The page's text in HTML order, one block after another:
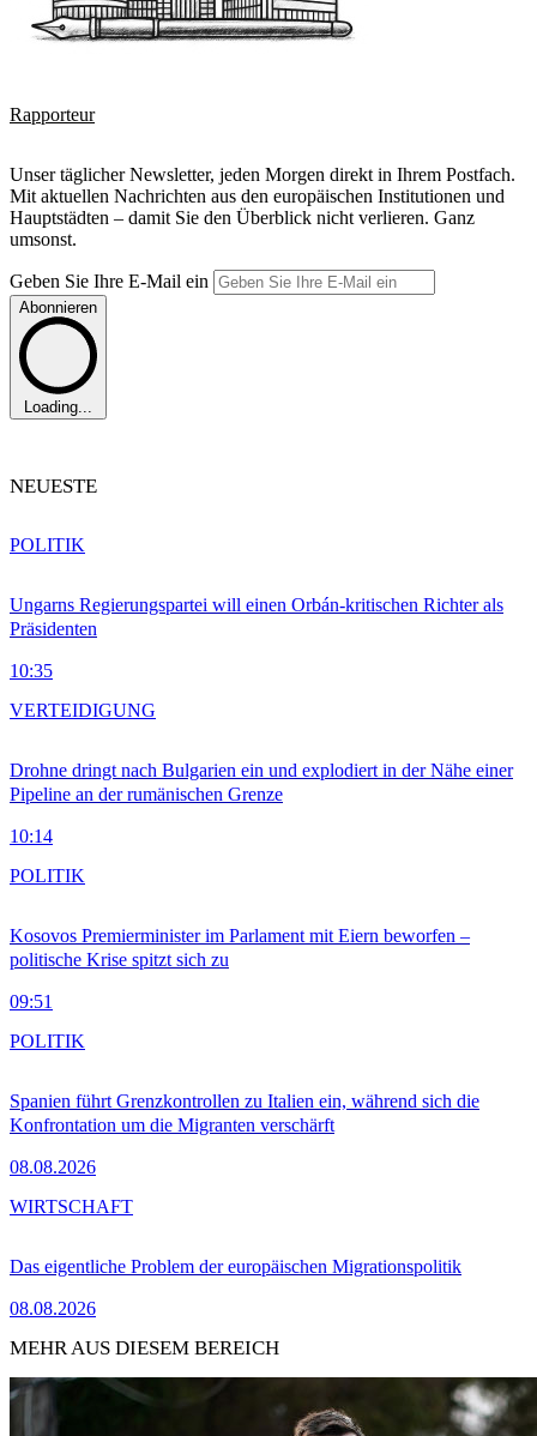
Rapporteur
Unser täglicher Newsletter, jeden Morgen direkt in Ihrem Postfach.
Mit aktuellen Nachrichten aus den europäischen Institutionen und
Hauptstädten – damit Sie den Überblick nicht verlieren. Ganz
umsonst.
Geben Sie Ihre E-Mail ein
Abonnieren
Loading...
NEUESTE
Ungarns Regierungspartei will einen Orbán-kritischen Richter als
Präsidenten
10:35
POLITIK
Drohne dringt nach Bulgarien ein und explodiert in der Nähe einer
Pipeline an der rumänischen Grenze
10:14
VERTEIDIGUNG
Kosovos Premierminister im Parlament mit Eiern beworfen –
politische Krise spitzt sich zu
09:51
POLITIK
Spanien führt Grenzkontrollen zu Italien ein, während sich die
Konfrontation um die Migranten verschärft
08.08.2026
POLITIK
Das eigentliche Problem der europäischen Migrationspolitik
08.08.2026
WIRTSCHAFT
MEHR AUS DIESEM BEREICH